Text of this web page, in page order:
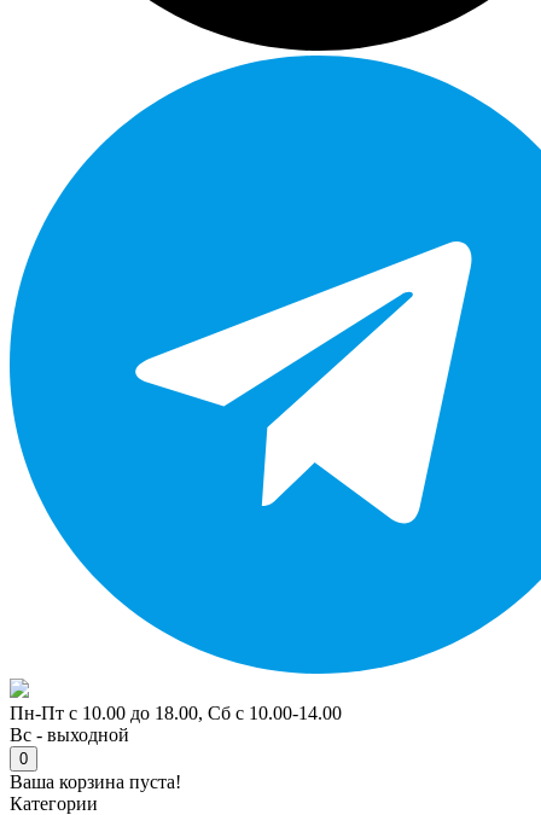
Пн-Пт с 10.00 до 18.00, Сб с 10.00-14.00
Вс - выходной
0
Ваша корзина пуста!
Категории